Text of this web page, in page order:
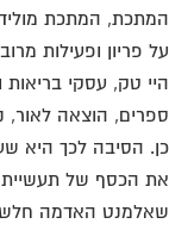
המתכת
פריון ופעילות
טק, עסקי בריאות
הוצאה לאור,
הכסף של תעשיית
האדמה חלש.